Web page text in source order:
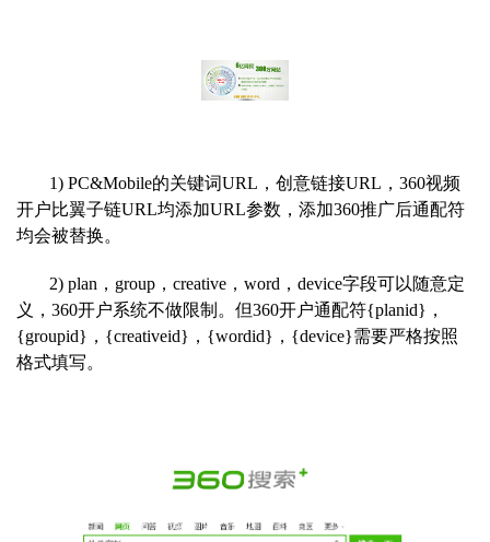
1) PC&Mobile的关键词URL，创意链接URL，360视频
开户比翼子链URL均添加URL参数，添加360推广后通配符
均会被替换。
2) plan，group，creative，word，device字段可以随意定
义，360开户系统不做限制。但360开户通配符{planid}，
{groupid}，{creativeid}，{wordid}，{device}需要严格按照
格式填写。